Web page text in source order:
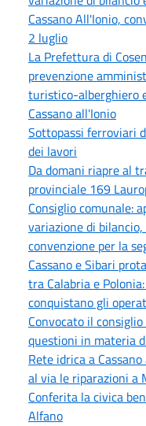
Cassano All'Ionio,
2 luglio
La Prefettura di
prevenzione
turistico-alberghiero
Cassano all'Ionio
Sottopassi ferroviari
dei lavori
Da domani riapre al
provinciale 169
Consiglio comunale:
variazione di
convenzione per la
Cassano e Sibari
tra Calabria e
conquistano gli
Convocato il
questioni in materia
Rete idrica a
al via le riparazioni a
Conferita la civica
Alfano